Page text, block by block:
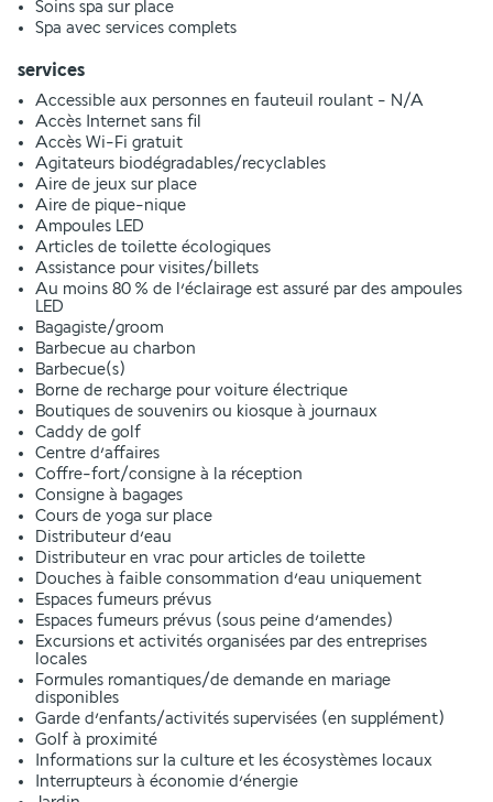
Soins spa sur place
Spa avec services complets
services
Accessible aux personnes en fauteuil roulant - N/A
Accès Internet sans fil
Accès Wi-Fi gratuit
Agitateurs biodégradables/recyclables
Aire de jeux sur place
Aire de pique-nique
Ampoules LED
Articles de toilette écologiques
Assistance pour visites/billets
Au moins 80 % de l’éclairage est assuré par des ampoules
LED
Bagagiste/groom
Barbecue au charbon
Barbecue(s)
Borne de recharge pour voiture électrique
Boutiques de souvenirs ou kiosque à journaux
Caddy de golf
Centre d’affaires
Coffre-fort/consigne à la réception
Consigne à bagages
Cours de yoga sur place
Distributeur d’eau
Distributeur en vrac pour articles de toilette
Douches à faible consommation d’eau uniquement
Espaces fumeurs prévus
Espaces fumeurs prévus (sous peine d’amendes)
Excursions et activités organisées par des entreprises
locales
Formules romantiques/de demande en mariage
disponibles
Garde d’enfants/activités supervisées (en supplément)
Golf à proximité
Informations sur la culture et les écosystèmes locaux
Interrupteurs à économie d’énergie